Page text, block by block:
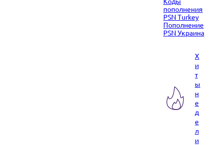
пополнения
PSN Turkey
Пополнение
PSN Украина
Х
и
т
ы
н
е
д
е
л
и